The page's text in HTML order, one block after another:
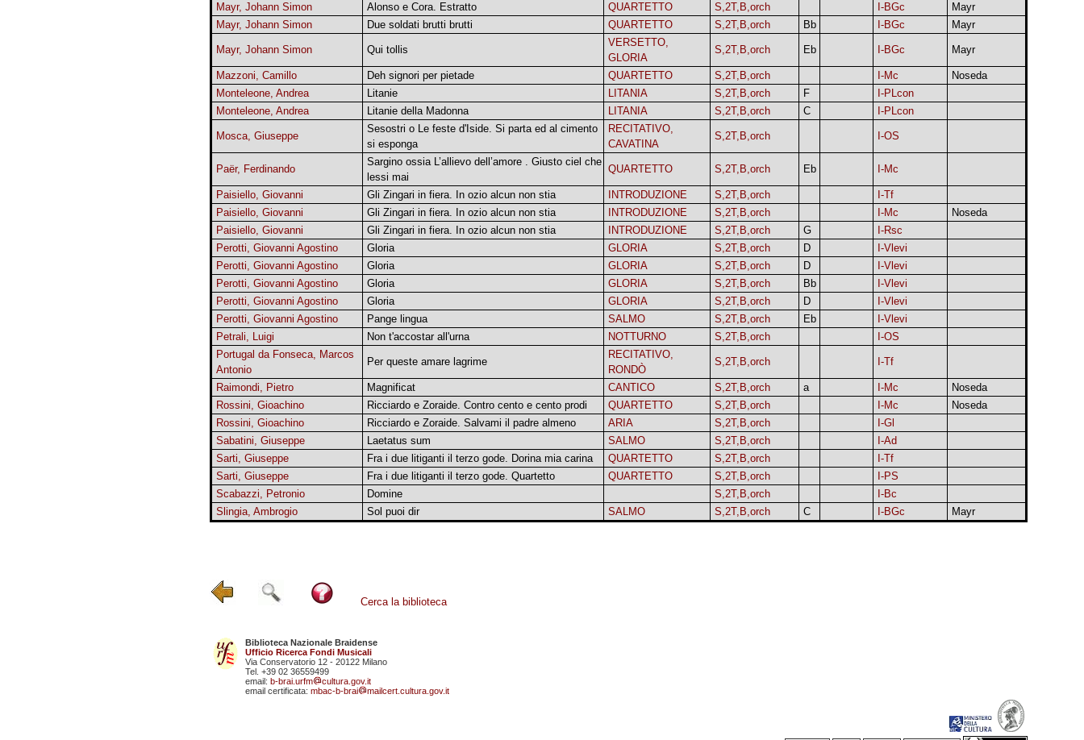
Mayr, Johann Simon
Alonso e Cora. Estratto QUARTETTO S,2T,B,orch I-BGc
Mayr
Mayr, Johann Simon
Due soldati brutti brutti QUARTETTO S,2T,B,orch Bb I-BGc Mayr
Mayr, Johann Simon Qui tollis
VERSETTO,
GLORIA
S,2T,B,orch Eb I-BGc Mayr
Mazzoni, Camillo Deh signori per pietade QUARTETTO S,2T,B,orch I-Mc
Noseda
Monteleone, Andrea
Litanie LITANIA S,2T,B,orch F
I-PLcon
Monteleone, Andrea
Litanie della Madonna LITANIA S,2T,B,orch C I-PLcon
Mosca, Giuseppe
Sesostri o Le feste d'Iside. Si parta ed al cimento
si esponga
RECITATIVO,
CAVATINA
S,2T,B,orch I-OS
Paër, Ferdinando
Sargino ossia L’allievo dell’amore . Giusto ciel che
lessi mai
QUARTETTO S,2T,B,orch Eb I-Mc
Paisiello, Giovanni Gli Zingari in fiera. In ozio alcun non stia INTRODUZIONE S,2T,B,orch
I-Tf
Paisiello, Giovanni
Gli Zingari in fiera. In ozio alcun non stia INTRODUZIONE S,2T,B,orch I-Mc
Noseda
Paisiello, Giovanni
Gli Zingari in fiera. In ozio alcun non stia INTRODUZIONE S,2T,B,orch G
I-Rsc
Perotti, Giovanni Agostino
Gloria GLORIA S,2T,B,orch D
I-Vlevi
Perotti, Giovanni Agostino
Gloria GLORIA S,2T,B,orch D
I-Vlevi
Perotti, Giovanni Agostino
Gloria GLORIA S,2T,B,orch Bb
I-Vlevi
Perotti, Giovanni Agostino
Gloria GLORIA S,2T,B,orch D
I-Vlevi
Perotti, Giovanni Agostino
Pange lingua SALMO S,2T,B,orch Eb
I-Vlevi
Petrali, Luigi
Non t'accostar all'urna NOTTURNO S,2T,B,orch
I-OS
Portugal da Fonseca, Marcos
Antonio
Per queste amare lagrime
RECITATIVO,
RONDÒ
S,2T,B,orch I-Tf
Raimondi, Pietro Magnificat CANTICO S,2T,B,orch a I-Mc
Noseda
Rossini, Gioachino
Ricciardo e Zoraide. Contro cento e cento prodi QUARTETTO S,2T,B,orch I-Mc
Noseda
Rossini, Gioachino
Ricciardo e Zoraide. Salvami il padre almeno ARIA S,2T,B,orch
I-Gl
Sabatini, Giuseppe
Laetatus sum SALMO S,2T,B,orch
I-Ad
Sarti, Giuseppe
Fra i due litiganti il terzo gode. Dorina mia carina QUARTETTO S,2T,B,orch
I-Tf
Sarti, Giuseppe
Fra i due litiganti il terzo gode. Quartetto QUARTETTO S,2T,B,orch
I-PS
Scabazzi, Petronio
Domine S,2T,B,orch
I-Bc
Slingia, Ambrogio
Sol puoi dir SALMO S,2T,B,orch C I-BGc Mayr
Cerca la biblioteca
Biblioteca Nazionale Braidense
Ufficio Ricerca Fondi Musicali
Via Conservatorio 12 - 20122 Milano
Tel. +39 02 36559499
email: b-brai.urfm
cultura.gov.it
email certificata: mbac-b-brai mailcert.cultura.gov.it